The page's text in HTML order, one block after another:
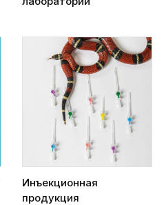
Инъекционная
продукция